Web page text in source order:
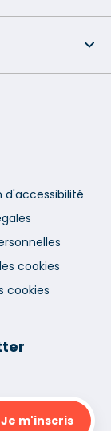
d'accessibilité
cookies
cookies